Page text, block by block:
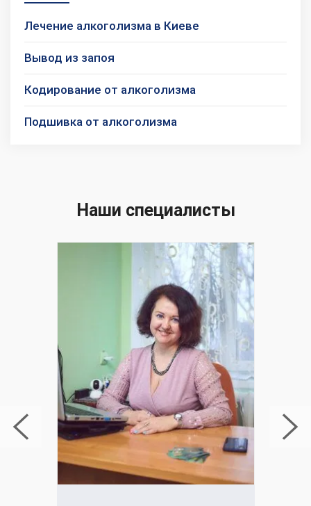
Лечение алкоголизма в Киеве
Вывод из запоя
Кодирование от алкоголизма
Подшивка от алкоголизма
Наши специалисты